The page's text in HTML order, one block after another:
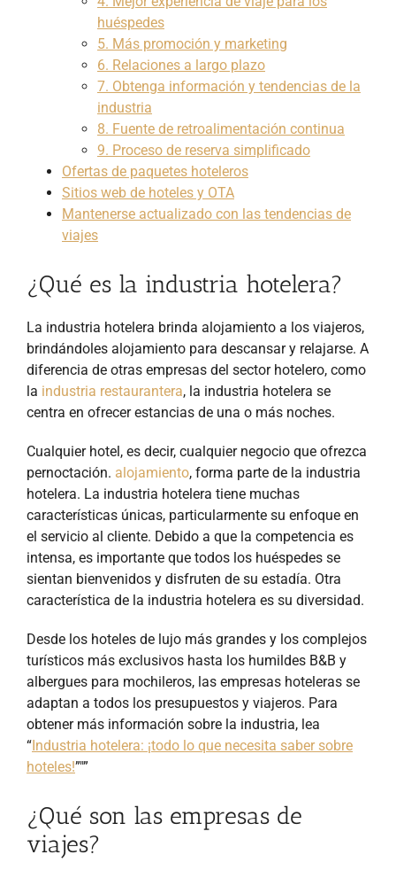
huéspedes
5. Más promoción y marketing
6. Relaciones a largo plazo
7. Obtenga información y tendencias de la
industria
8. Fuente de retroalimentación continua
9. Proceso de reserva simplificado
Ofertas de paquetes hoteleros
Sitios web de hoteles y OTA
Mantenerse actualizado con las tendencias de
viajes
¿Qué es la industria hotelera?
La industria hotelera brinda alojamiento a los viajeros,
brindándoles alojamiento para descansar y relajarse. A
diferencia de otras empresas del sector hotelero, como
la industria restaurantera, la industria hotelera se
centra en ofrecer estancias de una o más noches.
Cualquier hotel, es decir, cualquier negocio que ofrezca
pernoctación. alojamiento, forma parte de la industria
hotelera. La industria hotelera tiene muchas
características únicas, particularmente su enfoque en
el servicio al cliente. Debido a que la competencia es
intensa, es importante que todos los huéspedes se
sientan bienvenidos y disfruten de su estadía. Otra
característica de la industria hotelera es su diversidad.
Desde los hoteles de lujo más grandes y los complejos
turísticos más exclusivos hasta los humildes B&B y
albergues para mochileros, las empresas hoteleras se
adaptan a todos los presupuestos y viajeros. Para
obtener más información sobre la industria, lea
“ Industria hotelera: ¡todo lo que necesita saber sobre
hoteles!”"”
¿Qué son las empresas de
viajes?